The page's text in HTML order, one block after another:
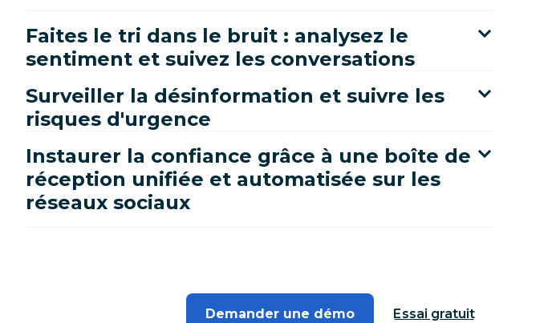
Faites le tri dans le bruit : analysez le
sentiment et suivez les conversations
Surveiller la désinformation et suivre les
risques d'urgence
Instaurer la confiance grâce à une boîte de
réception unifiée et automatisée sur les
réseaux sociaux
Demander une démo Essai gratuit